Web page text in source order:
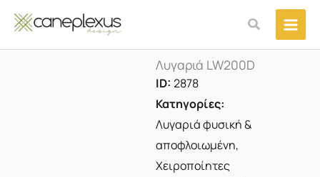
στο
περιεχόμενο
Αναζήτηση
Λυγαριά LW200D
ID: 2878
Κατηγορίες:
Λυγαριά φυσική &
αποφλοιωμένη,
Χειροποίητες